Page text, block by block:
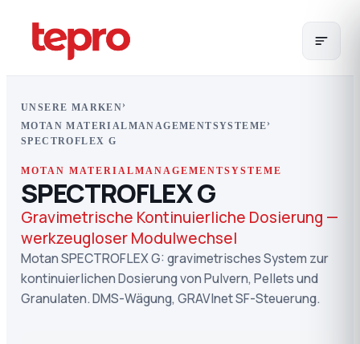
UNSERE MARKEN›
MOTAN MATERIALMANAGEMENTSYSTEME›
SPECTROFLEX G
MOTAN MATERIALMANAGEMENTSYSTEME
SPECTROFLEX G
Gravimetrische Kontinuierliche Dosierung —
werkzeugloser Modulwechsel
Motan SPECTROFLEX G: gravimetrisches System zur
kontinuierlichen Dosierung von Pulvern, Pellets und
Granulaten. DMS-Wägung, GRAVInet SF-Steuerung.